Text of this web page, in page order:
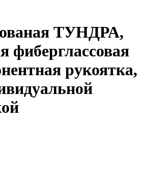
ТУНДРА,
фиберглассовая
рукоятка,